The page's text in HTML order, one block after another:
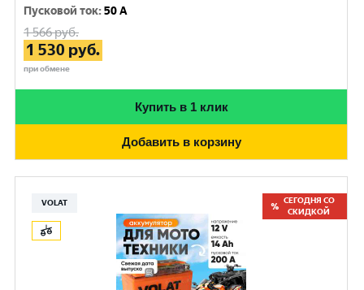
Пусковой ток:50 A
1 566руб.
1 530 руб.
при обмене
Купить в 1 клик
Добавить в корзину
VOLAT
СЕГОДНЯ СО
СКИДКОЙ